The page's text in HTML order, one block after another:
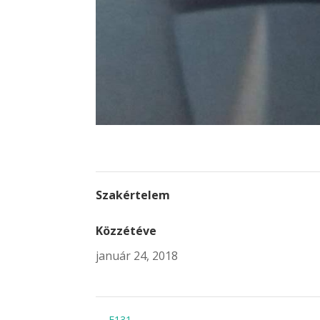
Szakértelem
Közzétéve
január 24, 2018